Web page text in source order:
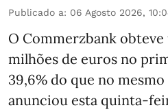
Publicado a: 06 Agosto 2026,
O Commerzbank obteve
milhões de euros no
39,6% do que no
anunciou esta quinta-